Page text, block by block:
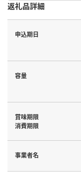
返礼品詳細
申込期日
容量
賞味期限
消費期限
事業者名